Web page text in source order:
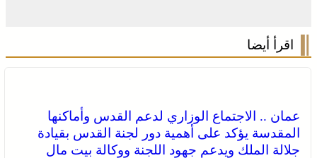
اقرأ أيضا
عمان .. الاجتماع الوزاري لدعم القدس وأماكنها
المقدسة يؤكد على أهمية دور لجنة القدس بقيادة
جلالة الملك ويدعم جهود اللجنة ووكالة بيت مال